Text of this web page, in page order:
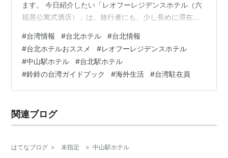
ます。 今日紹介したい「レオフーレジデンスホテル（六
福居公寓式酒店）」は、旅行者にも、少し長めに滞在し
す。 レオフーレジデンスホテル（六福居公寓式酒店）に
関して 「レオフーレジデンス ホテル（六福居公寓式酒
店）」は六福観光グループの「アパートホテル」ブラン
ドで、高級フラットスペースとプロフェッショナルなホ
テルサービスを兼ね備えています。 各部屋には、リビン
#台湾情報 #台北ホテル #台北情報
#台北ホテルおススメ #レオフーレジデンスホテル
#中山駅ホテル #台北駅ホテル
#鈴鈴の台湾ガイドブック #海外生活 #台湾駐在員
関連ブログ
はてなブログ > 未指定 > 中山駅ホテル